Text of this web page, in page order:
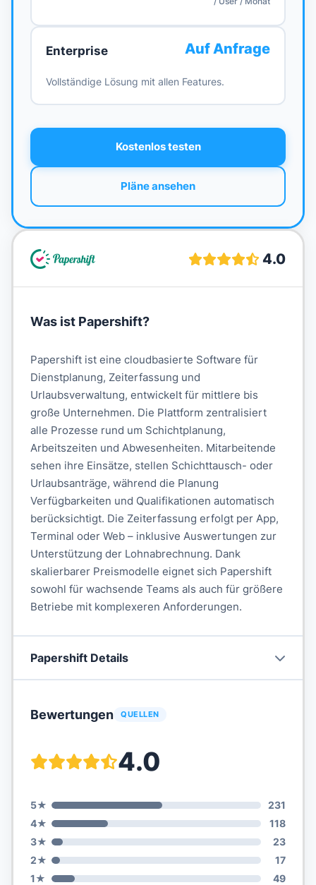
Enterprise Auf Anfrage
Vollständige Lösung mit allen Features.
Kostenlos testen
Pläne ansehen
4.0
Was ist Papershift?
Papershift ist eine cloudbasierte Software für
Dienstplanung, Zeiterfassung und
Urlaubsverwaltung, entwickelt für mittlere bis
große Unternehmen. Die Plattform zentralisiert
alle Prozesse rund um Schichtplanung,
Arbeitszeiten und Abwesenheiten. Mitarbeitende
sehen ihre Einsätze, stellen Schichttausch- oder
Urlaubsanträge, während die Planung
Verfügbarkeiten und Qualifikationen automatisch
berücksichtigt. Die Zeiterfassung erfolgt per App,
Terminal oder Web – inklusive Auswertungen zur
Unterstützung der Lohnabrechnung. Dank
skalierbarer Preismodelle eignet sich Papershift
sowohl für wachsende Teams als auch für größere
Betriebe mit komplexeren Anforderungen.
Papershift Details
Bewertungen QUELLEN
4.0
5★
231
4★
118
3★
23
2★
17
1★ 49